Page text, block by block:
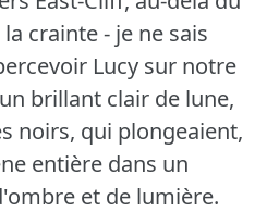
crainte - je ne sais
Lucy sur notre
brillant clair de lune,
noirs, qui plongeaient,
entière dans un
et de lumière.